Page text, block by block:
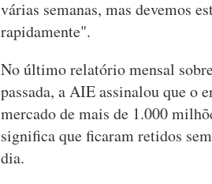
várias semanas, mas devemos
rapidamente".
No último relatório mensal
passada, a AIE assinalou que o
mercado de mais de 1.000
significa que ficaram retidos
dia.